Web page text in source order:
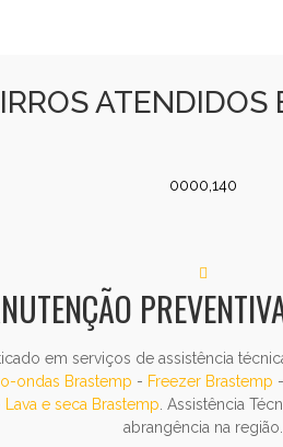
ATENDIDOS
0000,140
em serviços de assistência
ondas Brastemp - Freezer Brastemp -
Lava e seca Brastemp. Assistência
abrangência na região.